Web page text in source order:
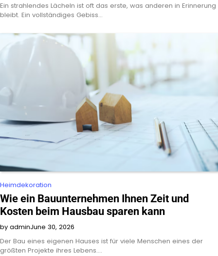
Ein strahlendes Lächeln ist oft das erste, was anderen in Erinnerung
bleibt. Ein vollständiges Gebiss…
Heimdekoration
Wie ein Bauunternehmen Ihnen Zeit und
Kosten beim Hausbau sparen kann
by adminJune 30, 2026
Der Bau eines eigenen Hauses ist für viele Menschen eines der
größten Projekte ihres Lebens.…